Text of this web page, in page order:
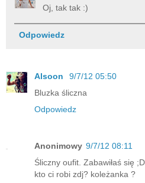
Oj, tak tak :)
Odpowiedz
Alsoon
9/7/12 05:50
Bluzka śliczna
Odpowiedz
Anonimowy 9/7/12 08:11
Śliczny oufit. Zabawiłaś się ;D
kto ci robi zdj? koleżanka ?